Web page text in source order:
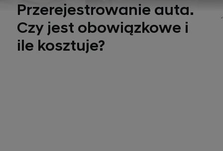
Przerejestrowanie auta.
Czy jest obowiązkowe i
ile kosztuje?